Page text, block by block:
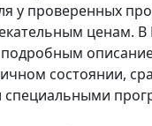
у проверенных
ценам.
состоянии,